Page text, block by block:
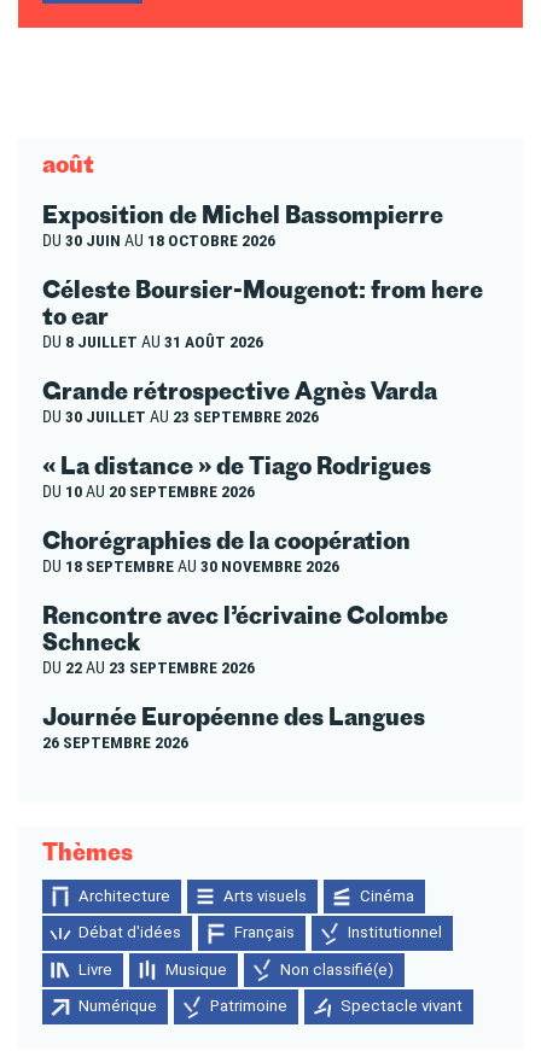
août
Exposition de Michel Bassompierre
DU 30 JUIN AU 18 OCTOBRE 2026
Céleste Boursier-Mougenot: from here
to ear
DU 8 JUILLET AU 31 AOÛT 2026
Grande rétrospective Agnès Varda
DU 30 JUILLET AU 23 SEPTEMBRE 2026
« La distance » de Tiago Rodrigues
DU 10AU 20 SEPTEMBRE 2026
Chorégraphies de la coopération
DU 18 SEPTEMBREAU 30 NOVEMBRE 2026
Rencontre avec l’écrivaine Colombe
Schneck
DU 22AU 23 SEPTEMBRE 2026
Journée Européenne des Langues
26 SEPTEMBRE 2026
Thèmes
Architecture Arts visuels Cinéma
Débat d'idées Français Institutionnel
Livre Musique Non classifié(e)
Numérique Patrimoine Spectacle vivant